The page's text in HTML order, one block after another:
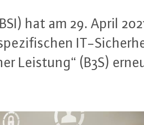
hat am 29. April
IT-
Leistung“ (B3S)